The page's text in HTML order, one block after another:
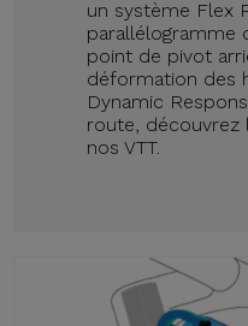
un système Flex
parallélogramme
point de pivot
déformation des
Dynamic
route, découvrez
nos VTT.